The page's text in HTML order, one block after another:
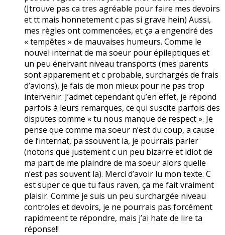
(Jtrouve pas ca tres agréable pour faire mes devoirs
et tt mais honnetement c pas si grave hein) Aussi,
mes règles ont commencées, et ça a engendré des
« tempêtes » de mauvaises humeurs. Comme le
nouvel internat de ma soeur pour épileptiques et
un peu énervant niveau transports (mes parents
sont apparement et c probable, surchargés de frais
d’avions), je fais de mon mieux pour ne pas trop
intervenir. J’admet cependant qu’en effet, je répond
parfois à leurs remarques, ce qui suscite parfois des
disputes comme « tu nous manque de respect ». Je
pense que comme ma soeur n’est du coup, a cause
de l’internat, pa ssouvent la, je pourrais parler
(notons que justement c un peu bizarre et idiot de
ma part de me plaindre de ma soeur alors quelle
n’est pas souvent la). Merci d’avoir lu mon texte. C
est super ce que tu faus raven, ça me fait vraiment
plaisir. Comme je suis un peu surchargée niveau
controles et devoirs, je ne pourrais pas forcément
rapidmeent te répondre, mais j’ai hate de lire ta
réponse!!